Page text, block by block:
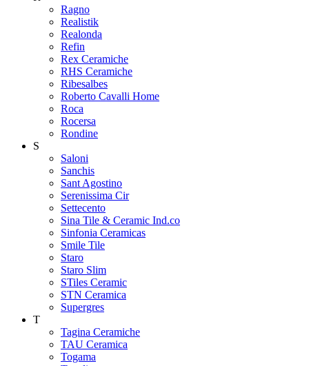
Ragno
Realistik
Realonda
Refin
Rex Ceramiche
RHS Ceramiche
Ribesalbes
Roberto Cavalli Home
Roca
Rocersa
Rondine
S
Saloni
Sanchis
Sant Agostino
Serenissima Cir
Settecento
Sina Tile & Ceramic Ind.co
Sinfonia Ceramicas
Smile Tile
Staro
Staro Slim
STiles Ceramic
STN Ceramica
Supergres
T
Tagina Ceramiche
TAU Ceramica
Togama